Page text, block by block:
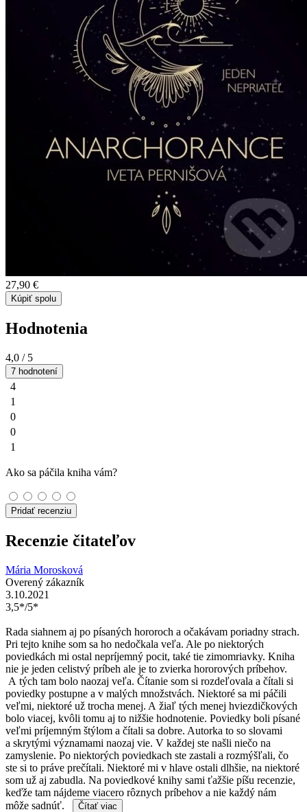
27,90 €
Kúpiť spolu
Hodnotenia
4,0 / 5
7 hodnotení
4
1
0
0
1
Ako sa páčila kniha vám?
Pridať recenziu
Recenzie čitateľov
Mária Morosková
Overený zákazník
3.10.2021
3,5*/5*
Rada siahnem aj po písaných hororoch a očakávam poriadny strach.
Pri tejto knihe som sa ho nedočkala veľa. Ale po niektorých
poviedkách mi ostal nepríjemný pocit, také tie zimomriavky. Kniha
nie je jeden celistvý príbeh ale je to zvierka hororových príbehov.
A tých tam bolo naozaj veľa. Čítanie som si rozdeľovala a čítali si
poviedky postupne a v malých množstvách. Niektoré sa mi páčili
veľmi, niektoré už trocha menej. A žiaľ tých menej hviezdičkových
bolo viacej, kvôli tomu aj to nižšie hodnotenie. Poviedky boli písané
veľmi príjemným štýlom a čítali sa dobre. Autorka to so slovami
a skrytými významami naozaj vie. V každej ste našli niečo na
zamyslenie. Po niektorých poviedkach ste zastali a rozmýšľali, čo
ste si to práve prečítali. Niektoré mi v hlave ostali dlhšie, na niektoré
som už aj zabudla. Na poviedkové knihy sami ťažšie píšu recenzie,
keďže tam nájdeme viacero rôznych príbehov a nie každý nám
môže sadnúť.
Čítať viac